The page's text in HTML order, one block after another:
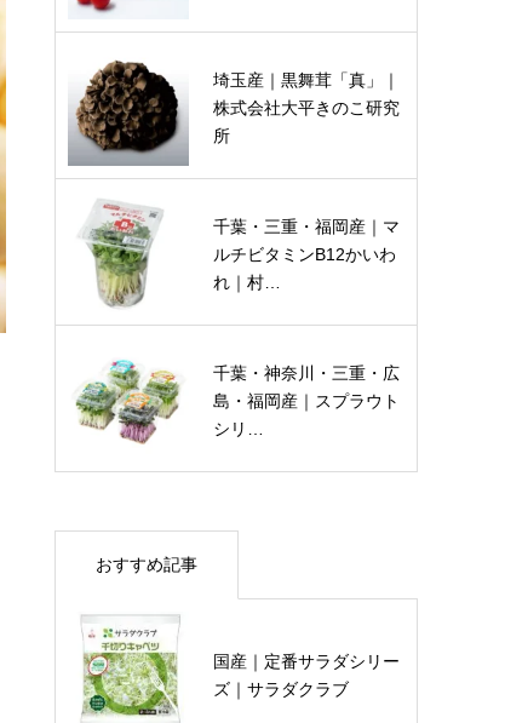
埼玉産｜黒舞茸「真」｜
株式会社大平きのこ研究
所
千葉・三重・福岡産｜マ
ルチビタミンB12かいわ
れ｜村…
千葉・神奈川・三重・広
島・福岡産｜スプラウト
シリ…
おすすめ記事
国産｜定番サラダシリー
ズ｜サラダクラブ